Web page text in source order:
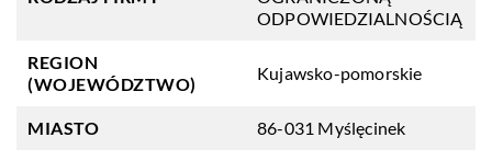
ODPOWIEDZIALNOŚCIĄ
REGION
(WOJEWÓDZTWO)
Kujawsko-pomorskie
MIASTO 86-031 Myślęcinek